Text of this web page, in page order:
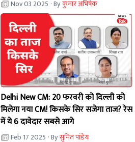
Nov 03 2025 · Byकुमार अभिषेक
Delhi New CM: 20 फरवरी को दिल्ली को
मिलेगा नया CM! किसके सिर सजेगा ताज? रेस
में ये 6 दावेदार सबसे आगे
Feb 17 2025 · Byसुमित पांडेय